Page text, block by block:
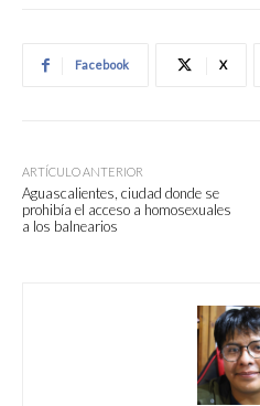
Facebook X
ARTÍCULO ANTERIOR
Aguascalientes, ciudad donde se
prohibía el acceso a homosexuales
a los balnearios